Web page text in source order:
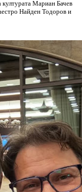
културата Мариан Бачев
Найден Тодоров и